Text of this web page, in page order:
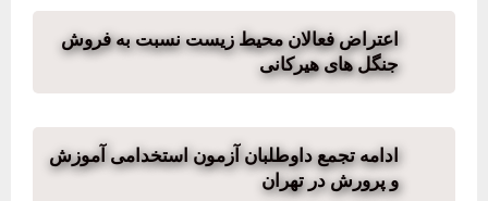
اعتراض فعالان محیط زیست نسبت به فروش
جنگل های هیرکانی
ادامه تجمع داوطلبان آزمون استخدامی آموزش
و پرورش در تهران